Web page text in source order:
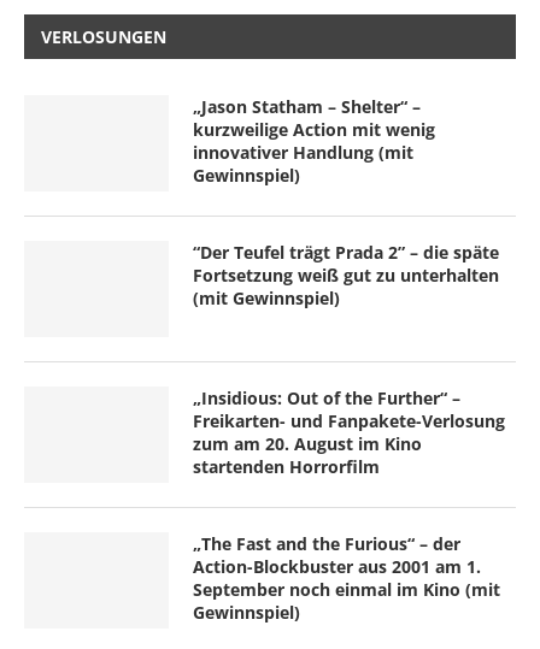
VERLOSUNGEN
„Jason Statham – Shelter“ –
kurzweilige Action mit wenig
innovativer Handlung (mit
Gewinnspiel)
“Der Teufel trägt Prada 2” – die späte
Fortsetzung weiß gut zu unterhalten
(mit Gewinnspiel)
„Insidious: Out of the Further“ –
Freikarten- und Fanpakete-Verlosung
zum am 20. August im Kino
startenden Horrorfilm
„The Fast and the Furious“ – der
Action-Blockbuster aus 2001 am 1.
September noch einmal im Kino (mit
Gewinnspiel)